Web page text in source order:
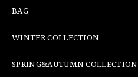
BAG
WINTER COLLECTION
SPRING&AUTUMN COLLECTION